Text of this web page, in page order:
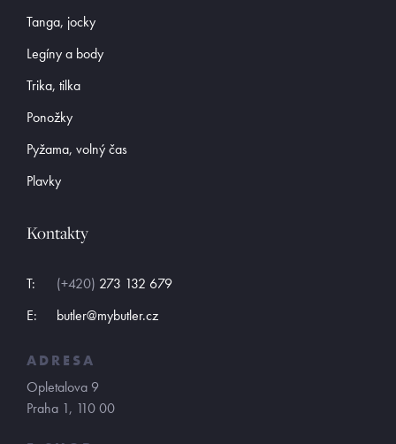
Tanga, jocky
Legíny a body
Trika, tilka
Ponožky
Pyžama, volný čas
Plavky
Kontakty
T: (+420) 273 132 679
E:
butler@mybutler.cz
ADRESA
Opletalova 9
Praha 1, 110 00